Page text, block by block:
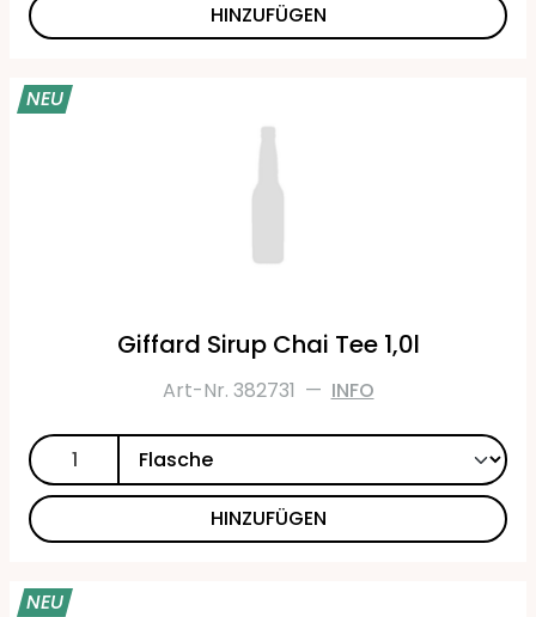
HINZUFÜGEN
NEU
Giffard Sirup Chai Tee 1,0l
Art-Nr. 382731 — INFO
HINZUFÜGEN
NEU